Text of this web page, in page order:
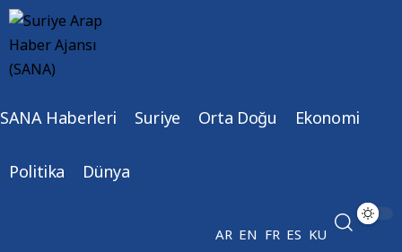
SANA Haberleri Suriye Orta Doğu Ekonomi
Politika Dünya
AR EN FR ES KU